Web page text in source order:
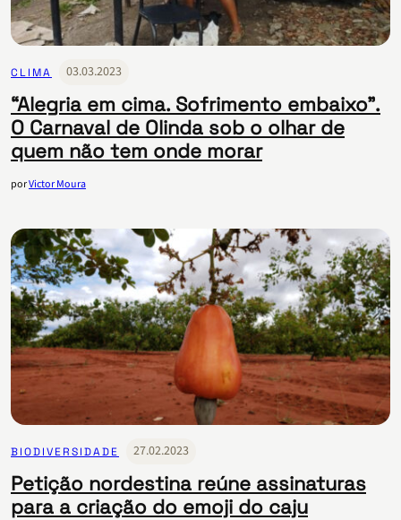
CLIMA 03.03.2023
“Alegria em cima. Sofrimento embaixo”.
O Carnaval de Olinda sob o olhar de
quem não tem onde morar
porVictor Moura
BIODIVERSIDADE 27.02.2023
Petição nordestina reúne assinaturas
para a criação do emoji do caju